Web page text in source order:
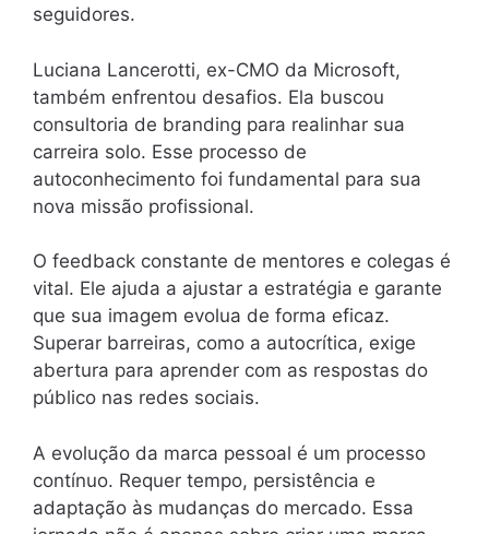
seguidores.
Luciana Lancerotti, ex-CMO da Microsoft,
também enfrentou desafios. Ela buscou
consultoria de branding para realinhar sua
carreira solo. Esse processo de
autoconhecimento foi fundamental para sua
nova missão profissional.
O feedback constante de mentores e colegas é
vital. Ele ajuda a ajustar a estratégia e garante
que sua imagem evolua de forma eficaz.
Superar barreiras, como a autocrítica, exige
abertura para aprender com as respostas do
público nas redes sociais.
A evolução da marca pessoal é um processo
contínuo. Requer tempo, persistência e
adaptação às mudanças do mercado. Essa